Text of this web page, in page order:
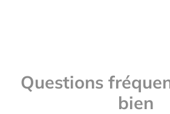
Questions
bien